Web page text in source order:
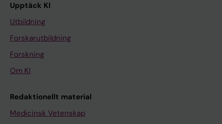
Upptäck KI
Utbildning
Forskarutbildning
Forskning
Om KI
Redaktionellt material
Medicinsk Vetenskap